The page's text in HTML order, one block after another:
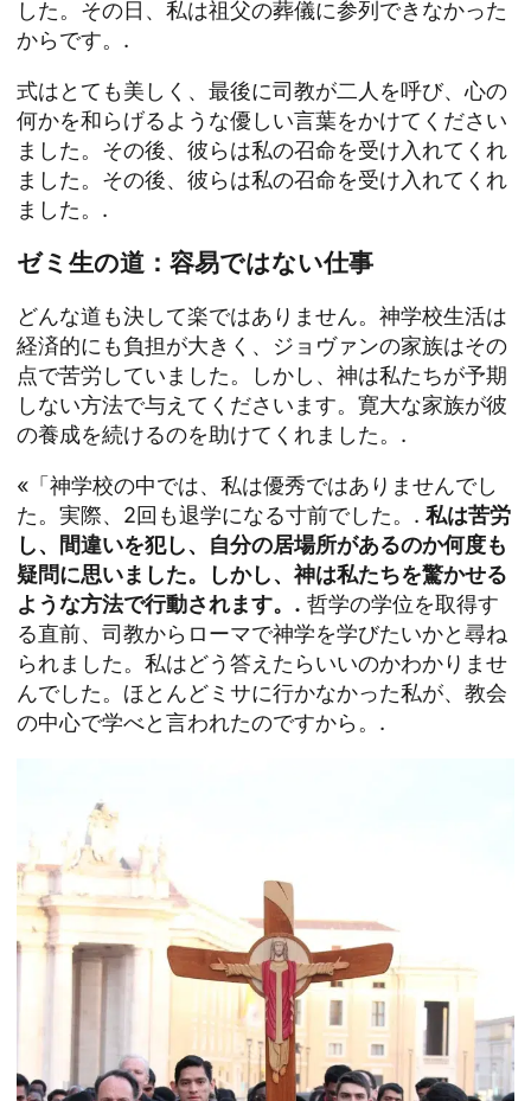
した。その日、私は祖父の葬儀に参列できなかった
からです。.
式はとても美しく、最後に司教が二人を呼び、心の
何かを和らげるような優しい言葉をかけてください
ました。その後、彼らは私の召命を受け入れてくれ
ました。その後、彼らは私の召命を受け入れてくれ
ました。.
ゼミ生の道：容易ではない仕事
どんな道も決して楽ではありません。神学校生活は
経済的にも負担が大きく、ジョヴァンの家族はその
点で苦労していました。しかし、神は私たちが予期
しない方法で与えてくださいます。寛大な家族が彼
の養成を続けるのを助けてくれました。.
«「神学校の中では、私は優秀ではありませんでし
た。実際、2回も退学になる寸前でした。. 私は苦労
し、間違いを犯し、自分の居場所があるのか何度も
疑問に思いました。しかし、神は私たちを驚かせる
ような方法で行動されます。. 哲学の学位を取得す
る直前、司教からローマで神学を学びたいかと尋ね
られました。私はどう答えたらいいのかわかりませ
んでした。ほとんどミサに行かなかった私が、教会
の中心で学べと言われたのですから。.